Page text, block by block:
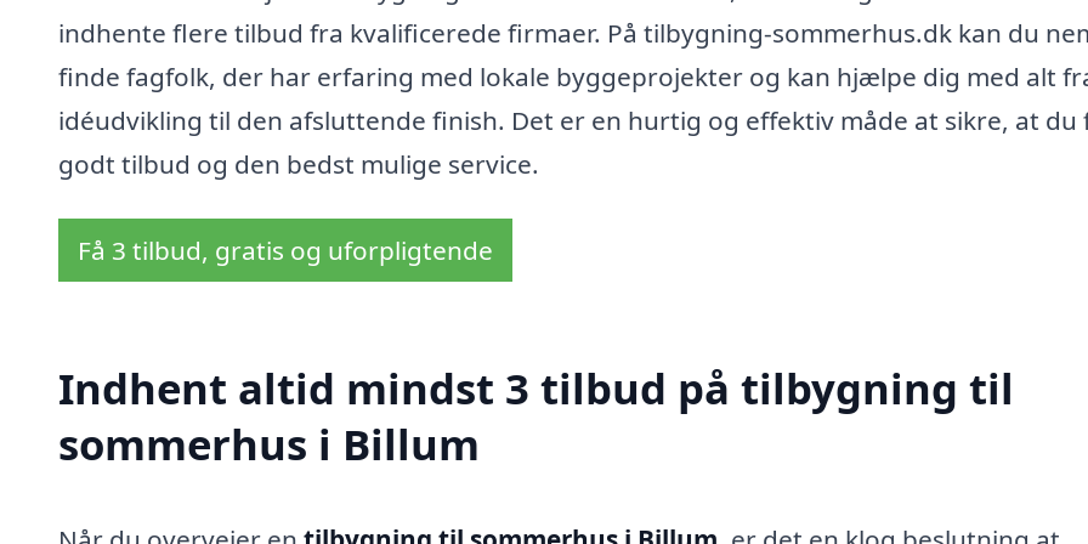
indhente flere tilbud fra kvalificerede firmaer. På tilbygning-sommerhus.dk kan du
finde fagfolk, der har erfaring med lokale byggeprojekter og kan hjælpe dig med alt
idéudvikling til den afsluttende finish. Det er en hurtig og effektiv måde at sikre, at du
godt tilbud og den bedst mulige service.
Få 3 tilbud, gratis og uforpligtende
Indhent altid mindst 3 tilbud på tilbygning til
sommerhus i Billum